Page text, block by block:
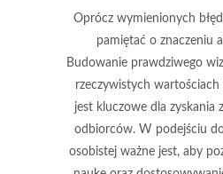
Oprócz wymienionych
pamiętać o znaczeniu
Budowanie prawdziwego
rzeczywistych wartościach
jest kluczowe dla zyskania
odbiorców. W podejściu
osobistej ważne jest, aby